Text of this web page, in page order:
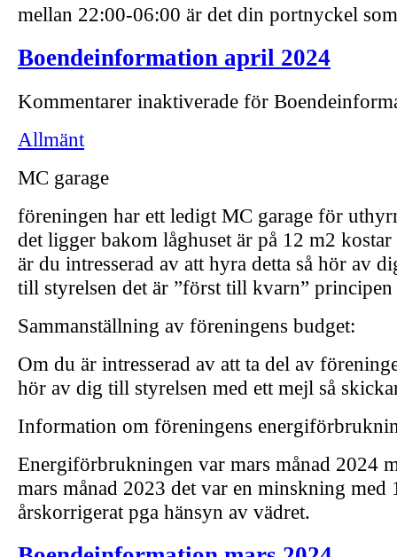
mellan 22:00-06:00 är det din portnyckel
Boendeinformation april 2024
Kommentarer inaktiverade för
Allmänt
MC garage
föreningen har ett ledigt MC garage för
det ligger bakom låghuset är på 12 m2
är du intresserad av att hyra detta så hör av
till styrelsen det är ”först till kvarn” principen
Sammanställning av föreningens budget:
Om du är intresserad av att ta del av
hör av dig till styrelsen med ett mejl så
Information om föreningens
Energiförbrukningen var mars månad 2024
mars månad 2023 det var en minskning med
årskorrigerat pga hänsyn av vädret.